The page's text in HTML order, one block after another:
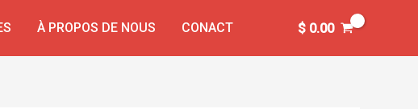
À PROPOS DE NOUS CONACT $0.00